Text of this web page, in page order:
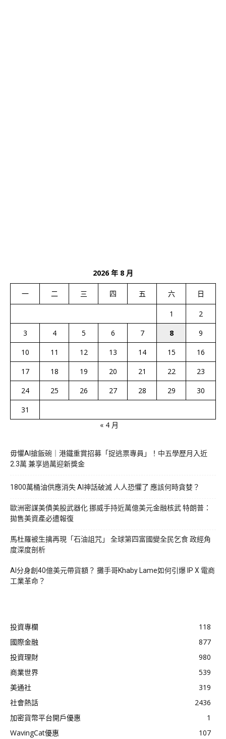
2026 年 8 月
一 二 三 四 五 六 日
1
2
3
4 5 6 7 8
9
10
11 12 13 14 15
16
17
18 19 20 21 22
23
24
25 26 27 28 29
30
31
« 4 月
毋懼AI搶飯碗｜港鐵重賞招募「捉逃票專員」！中五學歷月入近
2.3萬 兼享過萬迎新獎金
1800萬桶油供應消失 AI神話破滅 人人恐懼了 應該何時貪婪？
歐洲密謀美債美股武器化 挪威手持近萬億美元金融核武 特朗普：
拋售美資產必遭報復
馬杜羅被生擒再現「石油詛咒」 全球第四富國變全民乞食 政經角
度深度剖析
AI分身創40億美元帶貨額？ 攤手哥Khaby Lame如何引爆 IP X 電商
工業革命？
投資專欄
118
國際金融
877
投資理財
980
商業世界
539
美通社
319
社會熱話
2436
加密貨幣平台開戶優惠
1
WavingCat優惠
107